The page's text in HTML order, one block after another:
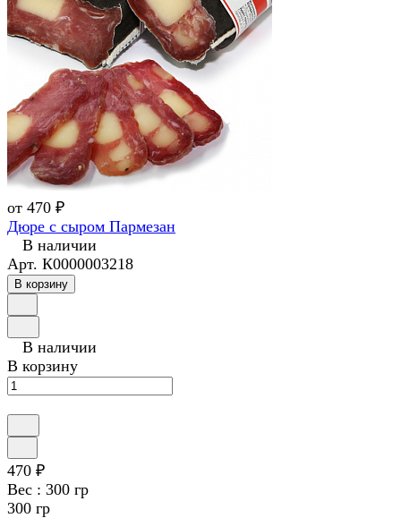
от 470 ₽
Дюре с сыром Пармезан
В наличии
Арт. К0000003218
В корзину
В наличии
В корзину
470 ₽
Вес : 300 гр
300 гр